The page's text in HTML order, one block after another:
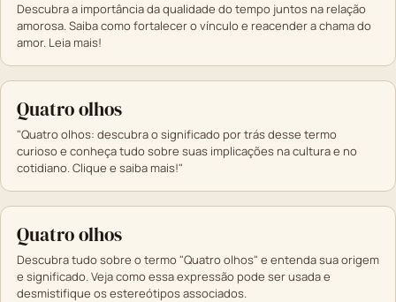
Descubra a importância da qualidade do tempo juntos na relação
amorosa. Saiba como fortalecer o vínculo e reacender a chama do
amor. Leia mais!
Quatro olhos
"Quatro olhos: descubra o significado por trás desse termo
curioso e conheça tudo sobre suas implicações na cultura e no
cotidiano. Clique e saiba mais!"
Quatro olhos
Descubra tudo sobre o termo "Quatro olhos" e entenda sua origem
e significado. Veja como essa expressão pode ser usada e
desmistifique os estereótipos associados.